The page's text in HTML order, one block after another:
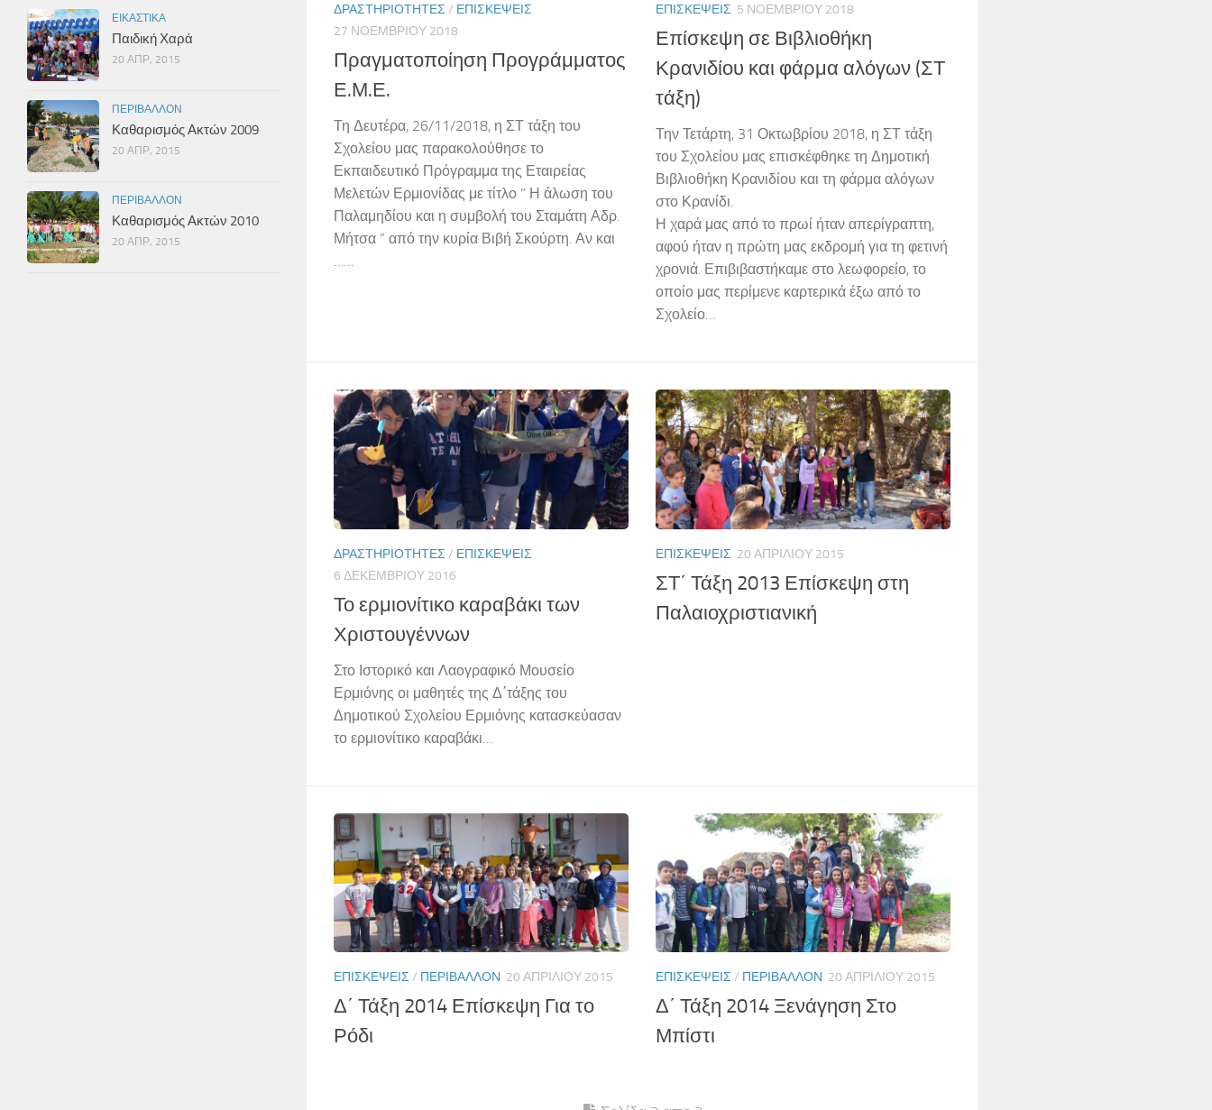
ΔΡΑΣΤΗΡΙΌΤΗΤΕΣ / ΕΠΙΣΚΈΨΕΙΣ
27 ΝΟΕΜΒΡΊΟΥ 2018
Πραγματοποίηση Προγράμματος
Ε.Μ.Ε.
Τη Δευτέρα, 26/11/2018, η ΣΤ τάξη του
Σχολείου μας παρακολούθησε το
Εκπαιδευτικό Πρόγραμμα της Εταιρείας
Μελετών Ερμιονίδας με τίτλο ” Η άλωση του
Παλαμηδίου και η συμβολή του Σταμάτη Αδρ.
Μήτσα ” από την κυρία Βιβή Σκούρτη. Αν και
……
ΕΠΙΣΚΈΨΕΙΣ 5 ΝΟΕΜΒΡΊΟΥ 2018
Επίσκεψη σε Βιβλιοθήκη
Κρανιδίου και φάρμα αλόγων (ΣΤ
τάξη)
Την Τετάρτη, 31 Οκτωβρίου 2018, η ΣΤ τάξη
του Σχολείου μας επισκέφθηκε τη Δημοτική
Βιβλιοθήκη Κρανιδίου και τη φάρμα αλόγων
στο Κρανίδι.
Η χαρά μας από το πρωί ήταν απερίγραπτη,
αφού ήταν η πρώτη μας εκδρομή για τη φετινή
χρονιά. Επιβιβαστήκαμε στο λεωφορείο, το
οποίο μας περίμενε καρτερικά έξω από το
Σχολείο…
ΔΡΑΣΤΗΡΙΌΤΗΤΕΣ / ΕΠΙΣΚΈΨΕΙΣ
6 ΔΕΚΕΜΒΡΊΟΥ 2016
Το ερμιονίτικο καραβάκι των
Χριστουγέννων
Στο Ιστορικό και Λαογραφικό Μουσείο
Ερμιόνης οι μαθητές της Δ΄τάξης του
Δημοτικού Σχολείου Ερμιόνης κατασκεύασαν
το ερμιονίτικο καραβάκι…
ΕΠΙΣΚΈΨΕΙΣ 20 ΑΠΡΙΛΊΟΥ 2015
ΣΤ΄ Τάξη 2013 Επίσκεψη στη
Παλαιοχριστιανική
ΕΠΙΣΚΈΨΕΙΣ / ΠΕΡΙΒΆΛΛΟΝ 20 ΑΠΡΙΛΊΟΥ 2015
Δ΄ Τάξη 2014 Επίσκεψη Για το
Ρόδι
ΕΠΙΣΚΈΨΕΙΣ / ΠΕΡΙΒΆΛΛΟΝ 20 ΑΠΡΙΛΊΟΥ 2015
Δ΄ Τάξη 2014 Ξενάγηση Στο
Μπίστι
ΕΙΚΑΣΤΙΚΆ
Παιδική Χαρά
20 ΑΠΡ, 2015
ΠΕΡΙΒΆΛΛΟΝ
Καθαρισμός Ακτών 2009
20 ΑΠΡ, 2015
ΠΕΡΙΒΆΛΛΟΝ
Καθαρισμός Ακτών 2010
20 ΑΠΡ, 2015